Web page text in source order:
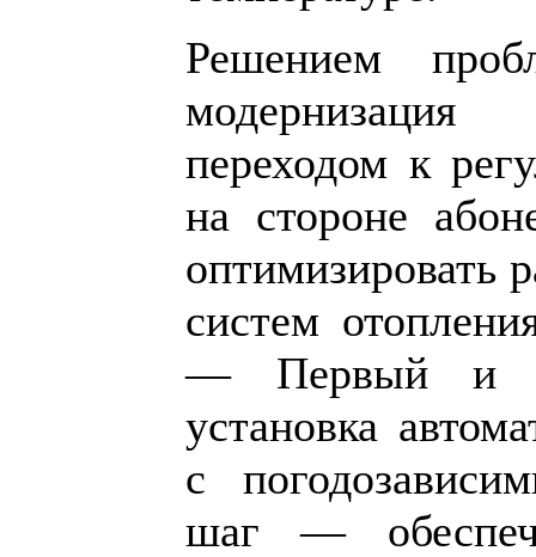
Решением
переходом к
на стороне
оптимизировать
систем
— Первый и
установка
с
шаг —